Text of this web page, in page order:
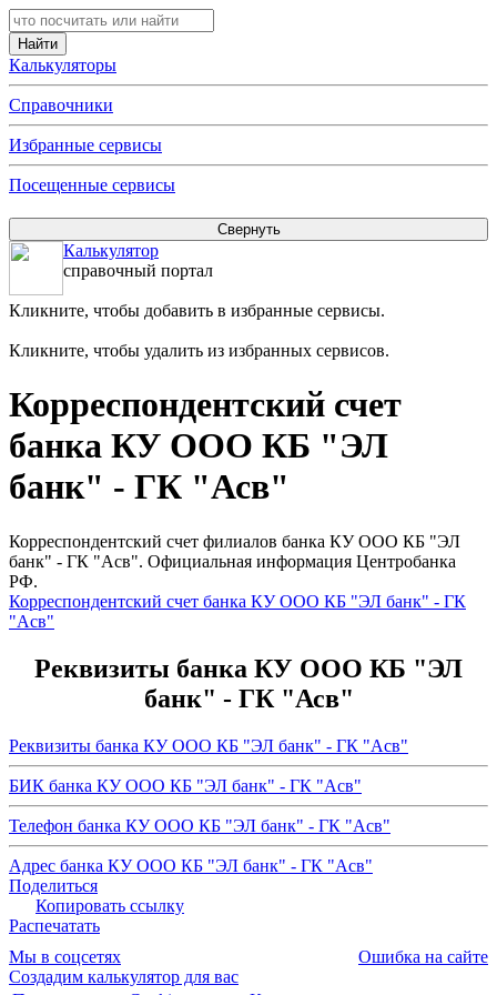
Калькуляторы
Справочники
Избранные сервисы
Посещенные сервисы
Калькулятор
справочный портал
Кликните, чтобы добавить в избранные сервисы.
Кликните, чтобы удалить из избранных сервисов.
Корреспондентский счет
банка КУ ООО КБ "ЭЛ
банк" - ГК "Асв"
Корреспондентский счет филиалов банка КУ ООО КБ "ЭЛ
банк" - ГК "Асв". Официальная информация Центробанка
РФ.
Корреспондентский счет банка КУ ООО КБ "ЭЛ банк" - ГК
"Асв"
Реквизиты банка КУ ООО КБ "ЭЛ
банк" - ГК "Асв"
Реквизиты банка КУ ООО КБ "ЭЛ банк" - ГК "Асв"
БИК банка КУ ООО КБ "ЭЛ банк" - ГК "Асв"
Телефон банка КУ ООО КБ "ЭЛ банк" - ГК "Асв"
Адрес банка КУ ООО КБ "ЭЛ банк" - ГК "Асв"
Поделиться
Копировать ссылку
Распечатать
Мы в соцсетях
Ошибка на сайте
Создадим калькулятор для вас